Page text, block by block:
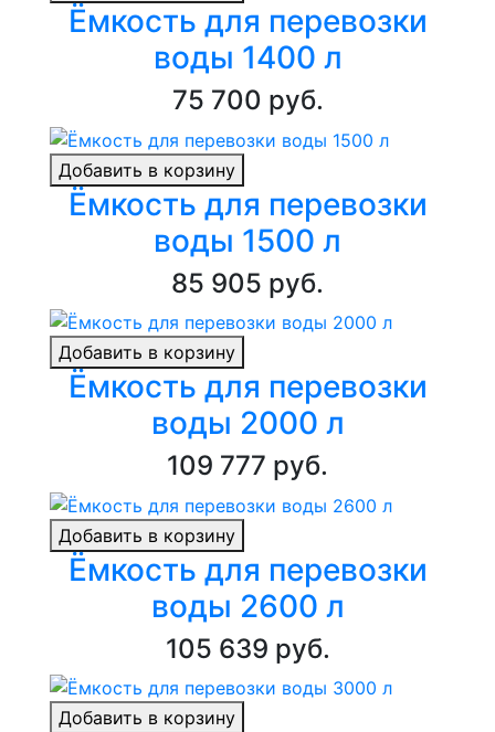
Ёмкость для перевозки
воды 1400 л
75 700 руб.
Добавить в корзину
Ёмкость для перевозки
воды 1500 л
85 905 руб.
Добавить в корзину
Ёмкость для перевозки
воды 2000 л
109 777 руб.
Добавить в корзину
Ёмкость для перевозки
воды 2600 л
105 639 руб.
Добавить в корзину